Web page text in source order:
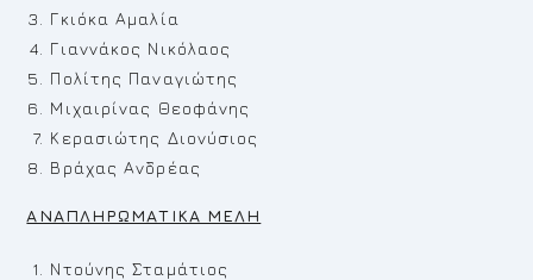
Γκιόκα Αμαλία
Γιαννάκος Νικόλαος
Πολίτης Παναγιώτης
Μιχαιρίνας Θεοφάνης
Κερασιώτης Διονύσιος
Βράχας Ανδρέας
ΑΝΑΠΛΗΡΩΜΑΤΙΚΑ ΜΕΛΗ
Ντούνης Σταμάτιος